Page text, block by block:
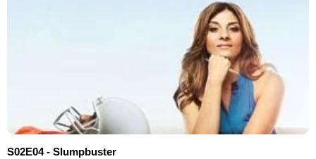
S02E04 - Slumpbuster